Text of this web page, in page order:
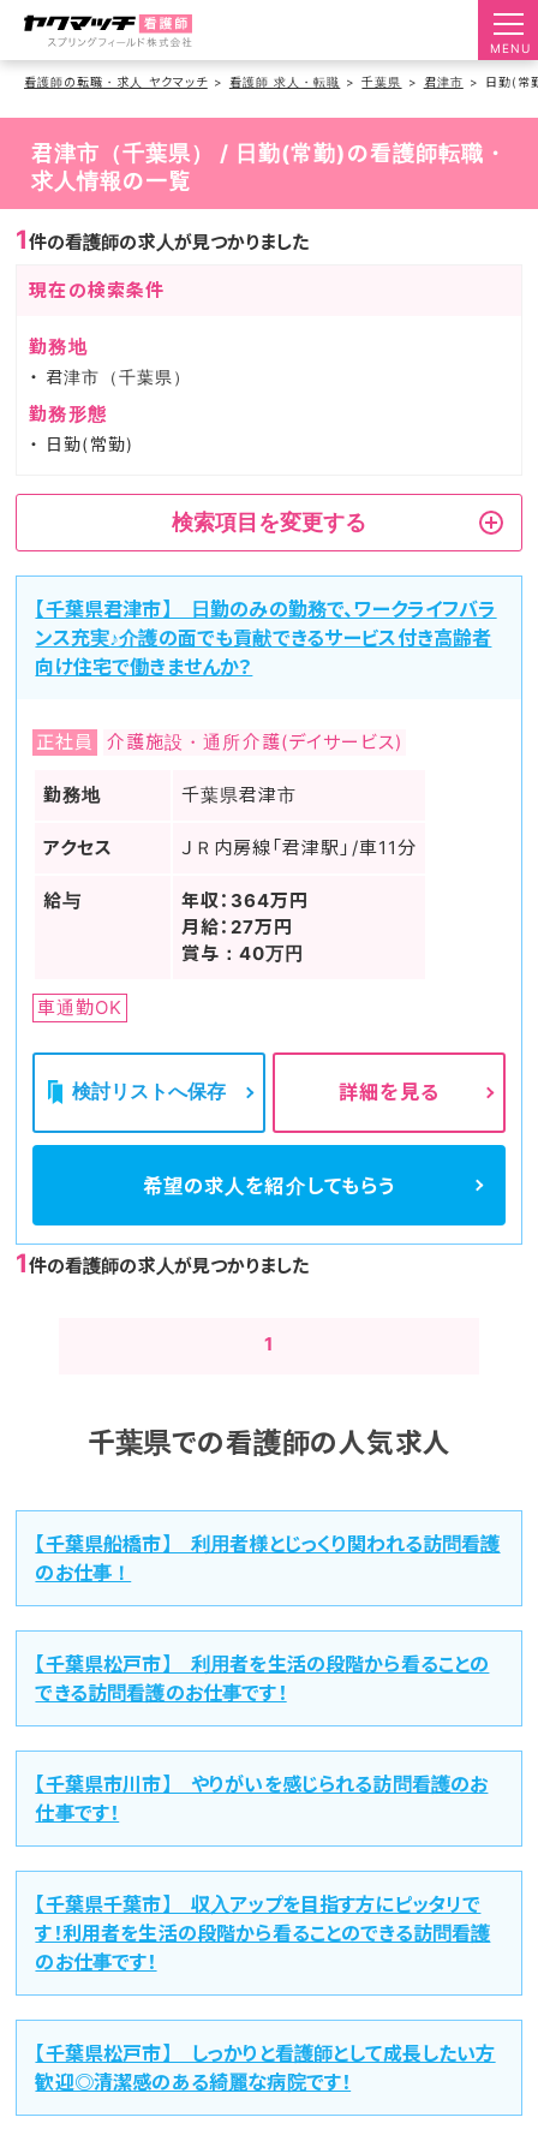
MENU
看護師の転職・求人 ヤクマッチ 看護師 求人・転職 千葉県 君津市 日勤(常
君津市（千葉県） / 日勤(常勤)の看護師転職・
求人情報の一覧
1件の看護師の求人が見つかりました
現在の検索条件
勤務地
君津市（千葉県）
勤務形態
日勤(常勤)
検索項目を変更する
【千葉県君津市】 日勤のみの勤務で、ワークライフバラ
ンス充実♪介護の面でも貢献できるサービス付き高齢者
向け住宅で働きませんか？
正社員 介護施設・通所介護(デイサービス)
勤務地 千葉県君津市
アクセス ＪＲ内房線「君津駅」/車11分
給与
年収：364万円
月給：27万円
賞与：40万円
車通勤OK
検討リストへ保存 詳細を見る
希望の求人を紹介してもらう
1件の看護師の求人が見つかりました
1
千葉県での看護師の人気求人
【千葉県船橋市】 利用者様とじっくり関われる訪問看護
のお仕事！
【千葉県松戸市】 利用者を生活の段階から看ることの
できる訪問看護のお仕事です！
【千葉県市川市】 やりがいを感じられる訪問看護のお
仕事です！
【千葉県千葉市】 収入アップを目指す方にピッタリで
す！利用者を生活の段階から看ることのできる訪問看護
のお仕事です！
【千葉県松戸市】 しっかりと看護師として成長したい方
歓迎◎清潔感のある綺麗な病院です！